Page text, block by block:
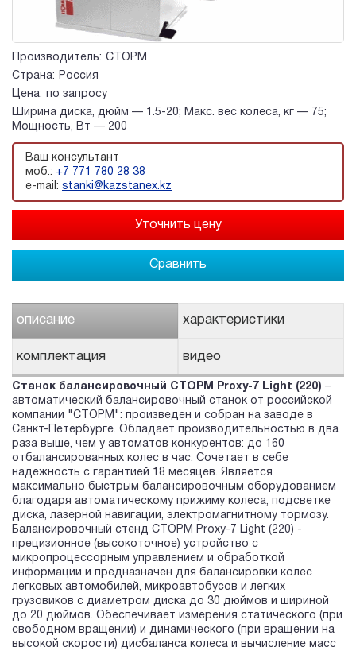
Производитель: СТОРМ
Страна:
Россия
Цена:
по запросу
Ширина диска, дюйм — 1.5-20; Макс. вес колеса, кг — 75;
Мощность, Вт — 200
Ваш консультант
моб.: +7 771 780 28 38
e-mail: stanki@kazstanex.kz
Сравнить
описание характеристики
комплектация видео
Станок балансировочный СТОРМ Proxy-7 Light (220) –
автоматический балансировочный станок от российской
компании "СТОРМ": произведен и собран на заводе в
Санкт-Петербурге. Обладает производительностью в два
раза выше, чем у автоматов конкурентов: до 160
отбалансированных колес в час. Сочетает в себе
надежность с гарантией 18 месяцев. Является
максимально быстрым балансировочным оборудованием
благодаря автоматическому прижиму колеса, подсветке
диска, лазерной навигации, электромагнитному тормозу.
Балансировочный стенд СТОРМ Proxy-7 Light (220) -
прецизионное (высокоточное) устройство с
микропроцессорным управлением и обработкой
информации и предназначен для балансировки колес
легковых автомобилей, микроавтобусов и легких
грузовиков с диаметром диска до 30 дюймов и шириной
до 20 дюймов. Обеспечивает измерения статического (при
свободном вращении) и динамического (при вращении на
высокой скорости) дисбаланса колеса и вычисление масс